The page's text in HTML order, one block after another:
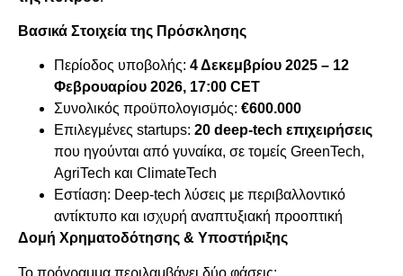
Βασικά Στοιχεία της Πρόσκλησης
Περίοδος υποβολής: 4 Δεκεμβρίου 2025 – 12
Φεβρουαρίου 2026, 17:00 CET
Συνολικός προϋπολογισμός: €600.000
Επιλεγμένες startups: 20 deep-tech επιχειρήσεις
που ηγούνται από γυναίκα, σε τομείς GreenTech,
AgriTech και ClimateTech
Εστίαση: Deep-tech λύσεις με περιβαλλοντικό
αντίκτυπο και ισχυρή αναπτυξιακή προοπτική
Δομή Χρηματοδότησης & Υποστήριξης
Το πρόγραμμα περιλαμβάνει δύο φάσεις: